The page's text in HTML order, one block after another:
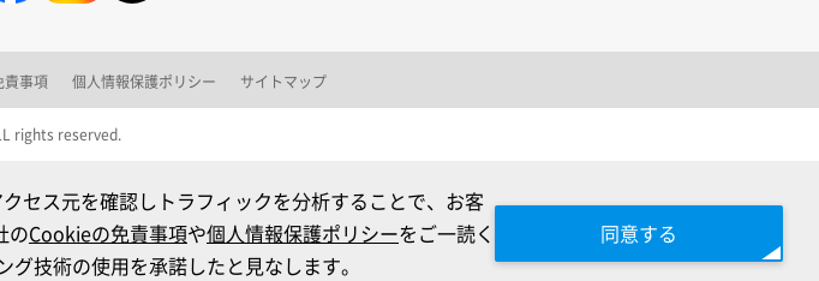
セス元を確認しトラフィックを分析することで、お客
のCookieの免責事項や個人情報保護ポリシーをご一読く
技術の使用を承諾したと見なします。
同意する
責事項 個人情報保護ポリシー サイトマップ
rights reserved.